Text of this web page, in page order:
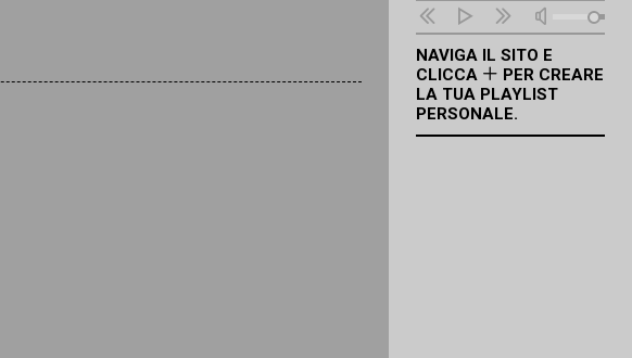
NAVIGA IL SITO E
CLICCA
PER CREARE
LA TUA PLAYLIST
PERSONALE.